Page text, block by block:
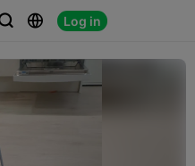
 Log in
 